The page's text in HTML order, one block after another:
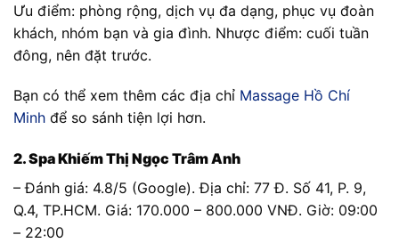
Ưu điểm: phòng rộng, dịch vụ đa dạng, phục vụ đoàn
khách, nhóm bạn và gia đình. Nhược điểm: cuối tuần
đông, nên đặt trước.
Bạn có thể xem thêm các địa chỉ Massage Hồ Chí
Minh để so sánh tiện lợi hơn.
2. Spa Khiếm Thị Ngọc Trâm Anh
– Đánh giá: 4.8/5 (Google). Địa chỉ: 77 Đ. Số 41, P. 9,
Q.4, TP.HCM. Giá: 170.000 – 800.000 VNĐ. Giờ: 09:00
– 22:00